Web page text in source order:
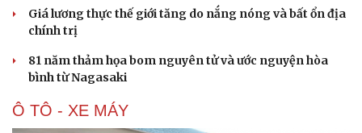
Tư vấn
Săn Tour
Câu chuyện thời sự
Kể chuyện cho bé
Giá lương thực thế giới tăng do nắng nóng và bất ổn địa
chính trị
81 năm thảm họa bom nguyên tử và ước nguyện hòa
bình từ Nagasaki
Ô TÔ - XE MÁY